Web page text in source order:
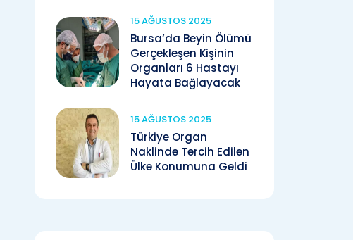
15 AĞUSTOS 2025
Bursa’da Beyin Ölümü
Gerçekleşen Kişinin
Organları 6 Hastayı
Hayata Bağlayacak
15 AĞUSTOS 2025
Türkiye Organ
Naklinde Tercih Edilen
Ülke Konumuna Geldi